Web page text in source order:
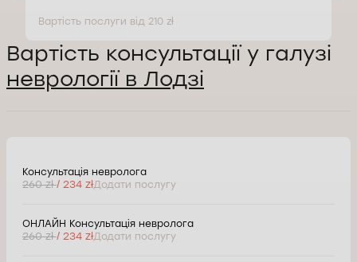
Вартість послуги від 210 zł
Вартість консультації у галузі
неврології в Лодзі
Консультація невролога
260 zł/ 234 złДодати послугу
ОНЛАЙН Консультація невролога
260 zł/ 234 złДодати послугу